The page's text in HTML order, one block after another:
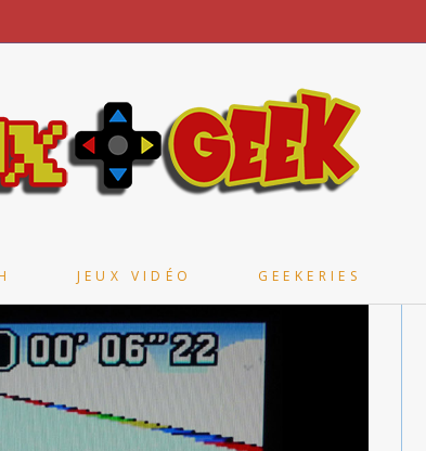
JEUX VIDÉO GEEKERIES